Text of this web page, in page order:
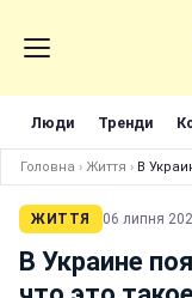
Люди Тренди
Головна › Життя › В
ЖИТТЯ 06 липня
В Украине